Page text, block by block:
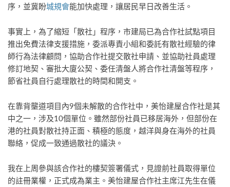
序，並冀盼城規會能加快處理，讓居民早日改善生活。
事實上，為了縮短「散社」程序，市建局已為合作社試點項目
推出免費法律支援措施，委派專責小組和委託有散社經驗的律
師行為法律顧問，協助合作社提交散社申請、並協助社員處理
修訂地契、審批大廈公契、委任清盤人將合作社清盤等程序，
節省社員自行處理散社的時間和開支。
在靠背壟道項目內9個未解散的合作社中，美怡建屋合作社是其
中之一，涉及10個單位。雖然部份社員已移居海外，但部份在
港的社員對散社持正面、積極的態度，越洋與身在海外的社員
聯絡，促成一致通過散社的議決。
我在上周參與該合作社的樓契簽署儀式，見證前社員取得單位
的註冊業權，正式成為業主。美怡建屋合作社主席江先生在儀